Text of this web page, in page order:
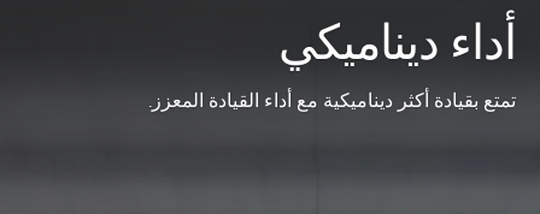
أداء ديناميكي
تمتع بقيادة أكثر ديناميكية مع أداء القيادة المعزز.